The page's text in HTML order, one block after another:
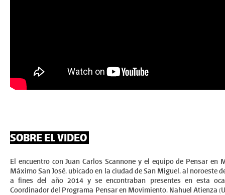
SOBRE EL VIDEO
El encuentro con Juan Carlos Scannone y el equipo de Pensar en
Máximo San José, ubicado en la ciudad de San Miguel, al noroeste
a fines del año 2014 y se encontraban presentes en esta
Coordinador del Programa Pensar en Movimiento, Nahuel Atienza